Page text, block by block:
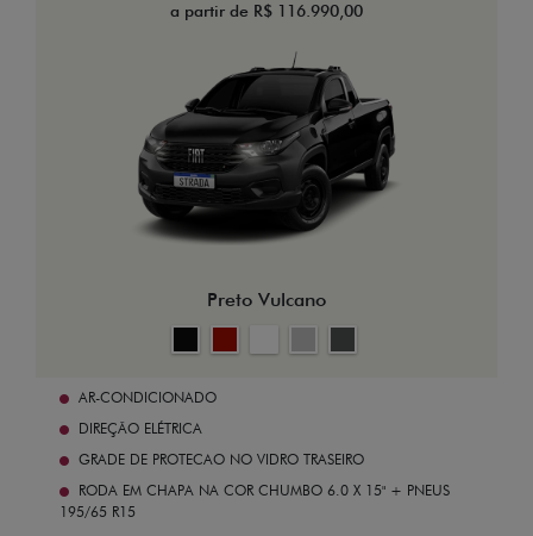
a partir de R$ 116.990,00
Preto Vulcano
AR-CONDICIONADO
DIREÇÃO ELÉTRICA
GRADE DE PROTECAO NO VIDRO TRASEIRO
RODA EM CHAPA NA COR CHUMBO 6.0 X 15" + PNEUS
195/65 R15